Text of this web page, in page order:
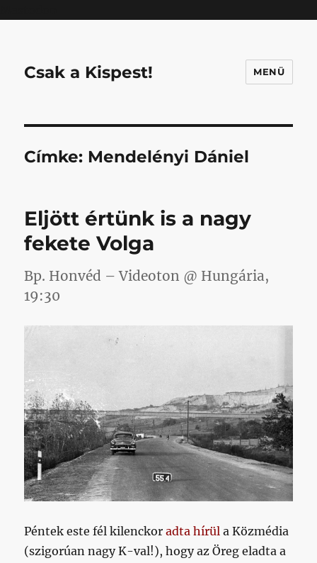
Csak a Kispest! MENÜ
Címke: Mendelényi Dániel
Eljött értünk is a nagy
fekete Volga
Bp. Honvéd – Videoton @ Hungária,
19:30
Péntek este fél kilenckoradta hírül a Közmédia
(szigorúan nagy K-val!), hogy az Öreg eladta a